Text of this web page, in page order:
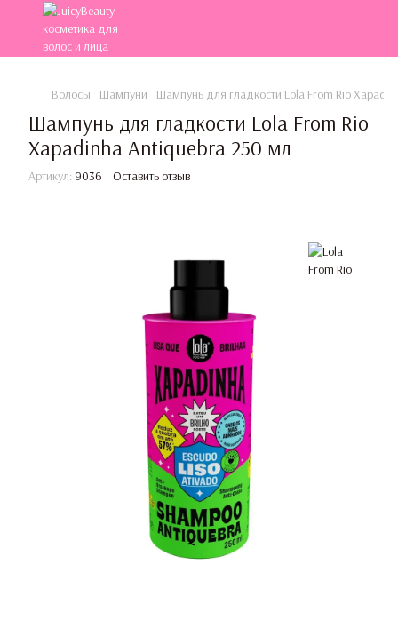
Волосы Шампуни Шампунь для гладкости Lola From Rio
Шампунь для гладкости Lola From Rio
Xapadinha Antiquebra 250 мл
Артикул: 9036 Оставить отзыв